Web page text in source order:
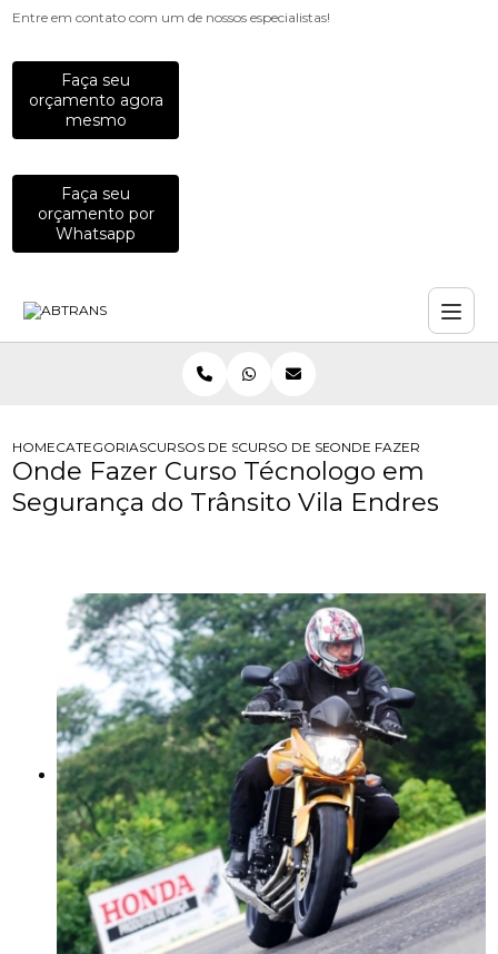
Entre em contato com um de nossos especialistas!
Faça seu
orçamento agora
mesmo
Faça seu
orçamento por
Whatsapp
HOMECATEGORIASCURSOS DE SEGURANCA NO TRANSITO
CURSO DE SEGURANCA NO
ONDE FAZER CURSO
Onde Fazer Curso Técnologo em
Segurança do Trânsito Vila Endres